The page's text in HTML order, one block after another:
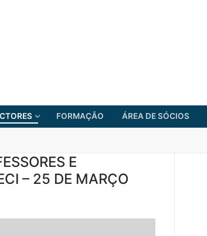
FORMAÇÃO ÁREA DE SÓCIOS
E
– 25 DE MARÇO